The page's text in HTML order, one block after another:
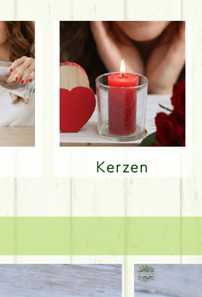
Kerzen